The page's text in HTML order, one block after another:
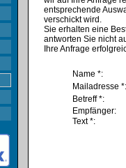
entsprechende
verschickt wird.
Sie erhalten eine
antworten Sie nicht
Ihre Anfrage
Name *:
Mailadresse *:
Betreff *:
Empfänger:
Text *: